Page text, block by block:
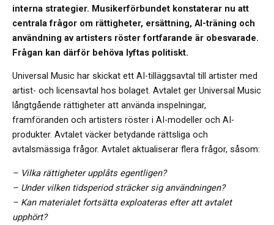
interna strategier. Musikerförbundet konstaterar nu att
centrala frågor om rättigheter, ersättning, AI-träning och
användning av artisters röster fortfarande är obesvarade.
Frågan kan därför behöva lyftas politiskt.
Universal Music har skickat ett AI-tilläggsavtal till artister med
artist- och licensavtal hos bolaget. Avtalet ger Universal Music
långtgående rättigheter att använda inspelningar,
framföranden och artisters röster i AI-modeller och AI-
produkter. Avtalet väcker betydande rättsliga och
avtalsmässiga frågor. Avtalet aktualiserar flera frågor, såsom:
– Vilka rättigheter upplåts egentligen?
– Under vilken tidsperiod sträcker sig användningen?
– Kan materialet fortsätta exploateras efter att avtalet
upphört?